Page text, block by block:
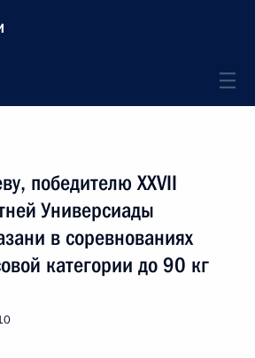
победителю XXVII
Универсиады
в соревнованиях
категории до 90 кг